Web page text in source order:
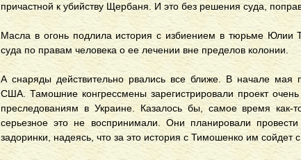
причастной к убийству Щербаня. И это без решения суда,
Масла в огонь подлила история с избиением в тюрьме Юлии
суда по правам человека о ее лечении вне пределов колонии.
А снаряды действительно рвались все ближе. В начале мая
США. Тамошние конгрессмены зарегистрировали проект
преследованиям в Украине. Казалось бы, самое время как-
серьезное это не воспринимали. Они планировали
задоринки, надеясь, что за это история с Тимошенко им сойдет с